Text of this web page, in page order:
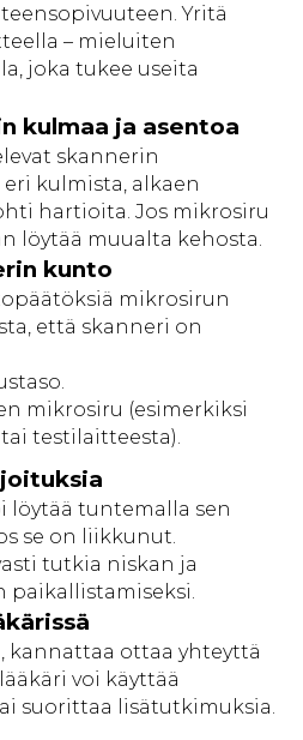
Yritä
– mieluiten
joka tukee useita
kulmaa ja asentoa
skannerin
kulmista, alkaen
hartioita. Jos mikrosiru
löytää muualta kehosta.
kunto
mikrosirun
että skanneri on
mikrosiru (esimerkiksi
testilaitteesta).
löytää tuntemalla sen
se on liikkunut.
tutkia niskan ja
paikallistamiseksi.
kannattaa ottaa yhteyttä
voi käyttää
suorittaa lisätutkimuksia.